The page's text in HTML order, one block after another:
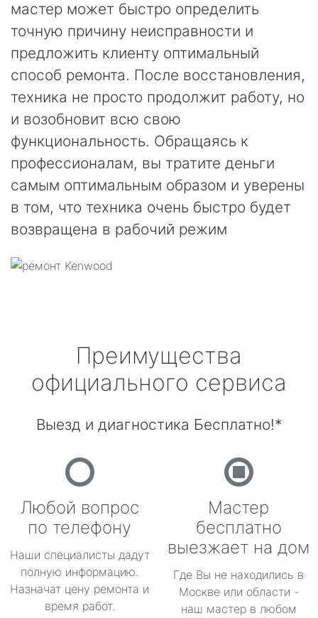
мастер может быстро определить
точную причину неисправности и
предложить клиенту оптимальный
способ ремонта. После восстановления,
техника не просто продолжит работу, но
и возобновит всю свою
функциональность. Обращаясь к
профессионалам, вы тратите деньги
самым оптимальным образом и уверены
в том, что техника очень быстро будет
возвращена в рабочий режим
Преимущества
официального сервиса
Выезд и диагностика Бесплатно!*
Любой вопрос
по телефону
Наши специалисты дадут
полную информацию.
Назначат цену ремонта и
время работ.
Мастер
бесплатно
выезжает на дом
Где Вы не находились в
Москве или области -
наш мастер в любом